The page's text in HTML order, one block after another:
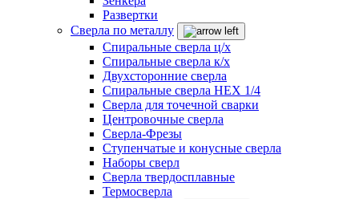
Развертки
Сверла по металлу
Спиральные сверла ц/х
Спиральные сверла к/х
Двухсторонние сверла
Спиральные сверла HEX 1/4
Сверла для точечной сварки
Центровочные сверла
Сверла-Фрезы
Ступенчатые и конусные сверла
Наборы сверл
Сверла твердосплавные
Термосверла